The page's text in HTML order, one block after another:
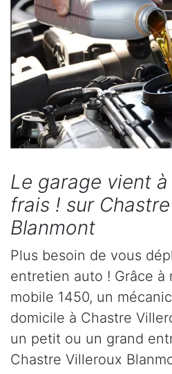
Le garage vient
frais ! sur
Blanmont
Plus besoin de vous
entretien auto ! Grâce à
mobile 1450, un
domicile à Chastre
un petit ou un grand
Chastre Villeroux